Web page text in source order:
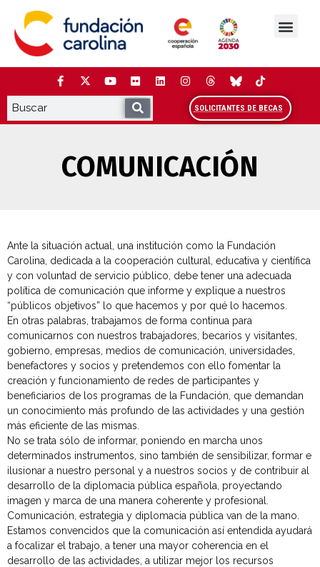
contenido
SOLICITANTES DE BECAS
COMUNICACIÓN
Ante la situación actual, una institución como la Fundación
Carolina, dedicada a la cooperación cultural, educativa y científica
y con voluntad de servicio público, debe tener una adecuada
política de comunicación que informe y explique a nuestros
“públicos objetivos” lo que hacemos y por qué lo hacemos.
En otras palabras, trabajamos de forma continua para
comunicarnos con nuestros trabajadores, becarios y visitantes,
gobierno, empresas, medios de comunicación, universidades,
benefactores y socios y pretendemos con ello fomentar la
creación y funcionamiento de redes de participantes y
beneficiarios de los programas de la Fundación, que demandan
un conocimiento más profundo de las actividades y una gestión
más eficiente de las mismas.
No se trata sólo de informar, poniendo en marcha unos
determinados instrumentos, sino también de sensibilizar, formar e
ilusionar a nuestro personal y a nuestros socios y de contribuir al
desarrollo de la diplomacia pública española, proyectando
imagen y marca de una manera coherente y profesional.
Comunicación, estrategia y diplomacia pública van de la mano.
Estamos convencidos que la comunicación así entendida ayudará
a focalizar el trabajo, a tener una mayor coherencia en el
desarrollo de las actividades, a utilizar mejor los recursos